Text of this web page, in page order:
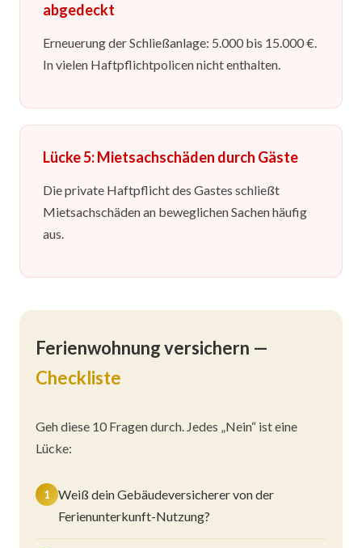
abgedeckt
Erneuerung der Schließanlage: 5.000 bis 15.000 €.
In vielen Haftpflichtpolicen nicht enthalten.
Lücke 5: Mietsachschäden durch Gäste
Die private Haftpflicht des Gastes schließt
Mietsachschäden an beweglichen Sachen häufig
aus.
Ferienwohnung versichern —
Checkliste
Geh diese 10 Fragen durch. Jedes „Nein“ ist eine
Lücke:
1
Weiß dein Gebäudeversicherer von der
Ferienunterkunft-Nutzung?